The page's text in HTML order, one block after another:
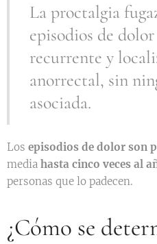
La proctalgia
episodios de
recurrente y
anorrectal, sin
asociada.
Los episodios de dolor son
media hasta cinco veces al
personas que lo padecen.
¿Cómo se